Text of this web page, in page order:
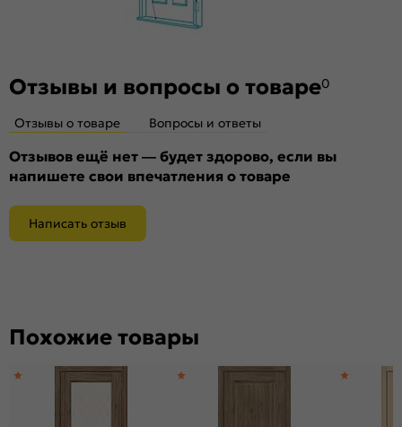
Композитный мебельный щит на основе
Отзывы и вопросы о товаре0
Отзывы о товаре Вопросы и ответы
Отзывов ещё нет — будет здорово, если вы
напишете свои впечатления о товаре
Написать отзыв
Похожие товары